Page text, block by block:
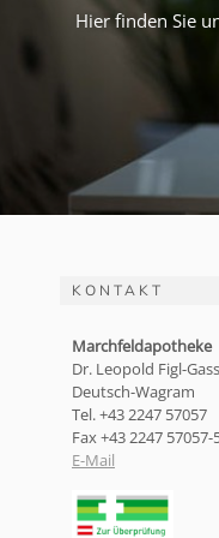
Hier finden Sie
KONTAKT
Marchfeldapotheke
Dr. Leopold Figl-
Deutsch-Wagram
Tel. +43 2247 57057
Fax +43 2247 57057-
E-Mail